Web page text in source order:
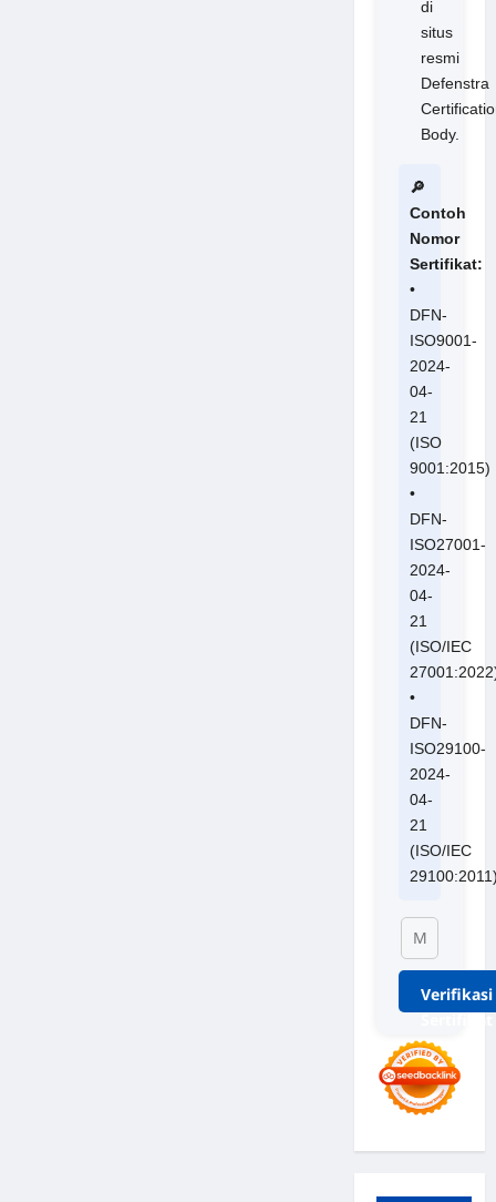
di
situs
resmi
Defenstra
Body.
🔎
Contoh
Nomor
Sertifikat:
•
DFN-
ISO9001-
2024-
04-
21
(ISO
9001:2015)
•
DFN-
ISO27001-
2024-
04-
21
(ISO/IEC
•
DFN-
ISO29100-
2024-
04-
21
(ISO/IEC
Verifikasi
Sertifikat